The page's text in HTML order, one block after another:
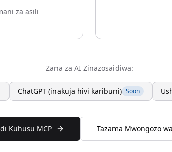
za asili
Zana za AI Zinazosaidiwa:
ChatGPT (inakuja hivi karibuni) Soon
Kuhusu MCP Tazama Mwongozo